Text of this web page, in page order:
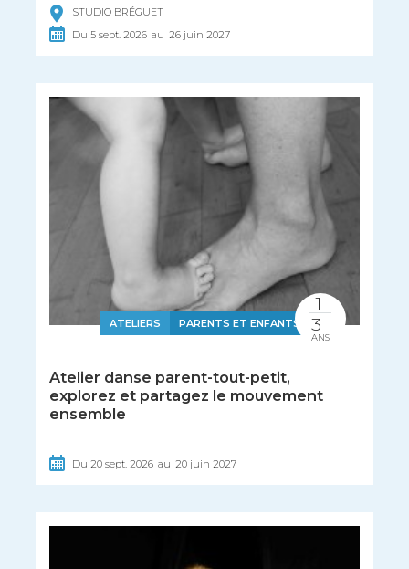
STUDIO BRÉGUET
Du5sept. 2026 au 26 juin 2027
ATELIERS PARENTS ET ENFANTS
Atelier danse parent-tout-petit,
explorez et partagez le mouvement
ensemble
Du20sept. 2026 au 20 juin 2027
1
3
ANS